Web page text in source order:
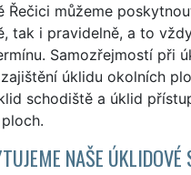
Řečici můžeme
tak i pravidelně, a to
Samozřejmostí při
úklidu okolních
schodiště a úklid
NAŠE ÚKLIDOVÉ